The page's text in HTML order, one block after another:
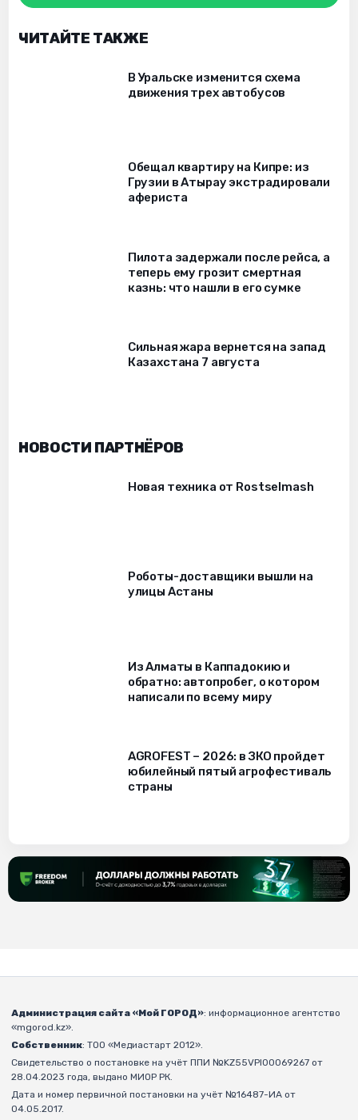
ЧИТАЙТЕ ТАКЖЕ
В Уральске изменится схема
движения трех автобусов
Обещал квартиру на Кипре: из
Грузии в Атырау экстрадировали
афериста
Пилота задержали после рейса, а
теперь ему грозит смертная
казнь: что нашли в его сумке
Сильная жара вернется на запад
Казахстана 7 августа
НОВОСТИ ПАРТНЁРОВ
Новая техника от Rostselmash
Роботы-доставщики вышли на
улицы Астаны
Из Алматы в Каппадокию и
обратно: автопробег, о котором
написали по всему миру
AGROFEST – 2026: в ЗКО пройдет
юбилейный пятый агрофестиваль
страны
Администрация сайта «Мой ГОРОД»: информационное агентство
«mgorod.kz».
Собственник: ТОО «Медиастарт 2012».
Свидетельство о постановке на учёт ППИ №KZ55VPI00069267 от
28.04.2023 года, выдано МИОР РК.
Дата и номер первичной постановки на учёт №16487-ИА от
04.05.2017.